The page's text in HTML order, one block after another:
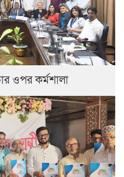
ওপর কর্মশালা